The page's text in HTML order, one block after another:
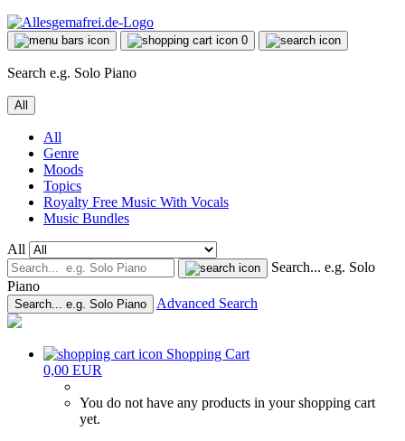
0
Search e.g. Solo Piano
All
All
Genre
Moods
Topics
Royalty Free Music With Vocals
Music Bundles
All
Search... e.g. Solo
Piano
Search... e.g. Solo Piano Advanced Search
Shopping Cart
0,00 EUR
You do not have any products in your shopping cart
yet.